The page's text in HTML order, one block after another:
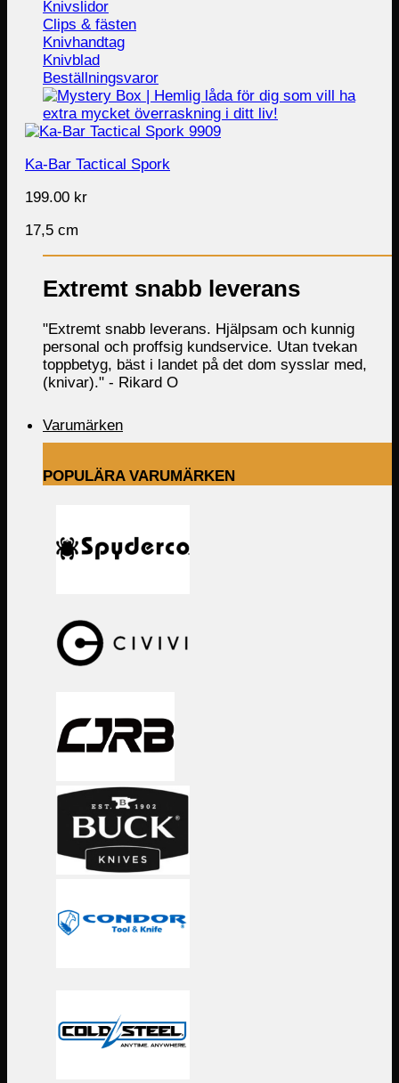
Knivslidor
Clips & fästen
Knivhandtag
Knivblad
Beställningsvaror
Ka-Bar Tactical Spork
199.00 kr
17,5 cm
Extremt snabb leverans
"Extremt snabb leverans. Hjälpsam och kunnig
personal och proffsig kundservice. Utan tvekan
toppbetyg, bäst i landet på det dom sysslar med,
(knivar)." - Rikard O
Varumärken
POPULÄRA VARUMÄRKEN